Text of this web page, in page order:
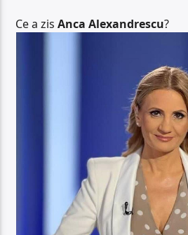
Ce a zisAnca Alexandrescu?